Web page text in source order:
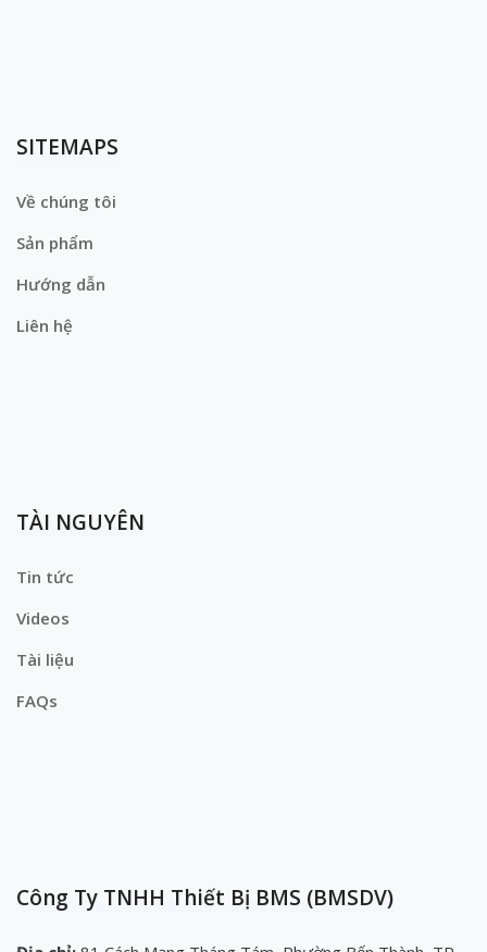
SITEMAPS
Về chúng tôi
Sản phẩm
Hướng dẫn
Liên hệ
TÀI NGUYÊN
Tin tức
Videos
Tài liệu
FAQs
Công Ty TNHH Thiết Bị BMS (BMSDV)